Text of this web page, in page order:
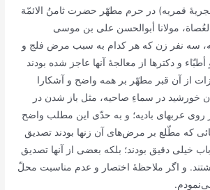
قمریه‌) در حرم‌ مطهّر حضرت‌ ثامنُ الائمّة‌
مولانا أبوالحسن‌ علی بن‌ موسی‌
سه‌ نفر زن‌ که‌ هر کدام‌ به‌ سبب‌ مرض‌ فلج‌ و
أطبّاء و دکترها از معالجۀ آنها عاجز شده‌ بودند
از آن‌ قبر مطهّر بر همه‌ واضح‌ و آشکارا
خورشید در سماءِ صاحیه‌، مثل‌ باز شدن‌ در
عربهای‌ بادیه‌؛ و به‌ حدّی‌ این‌ مطلب‌ واضح‌
که‌ مطّلع‌ بر مرض‌های‌ آن‌ زنها بودند تصدیق‌
باب‌ خیلی‌ دقیق‌ بودند؛ بلکه‌ بعضی‌ از آنها تصدیق‌
و اگر ملاحظۀ اختصار و عدم‌ مناسبت‌ محلّ